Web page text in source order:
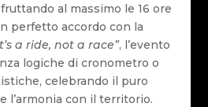
al massimo le 16 ore
perfetto accordo con la
a ride, not a race”, l’evento
logiche di cronometro o
celebrando il puro
l’armonia con il territorio.